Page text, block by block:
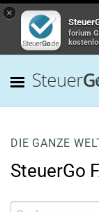
×
forium
DIE GANZE
SteuerGo